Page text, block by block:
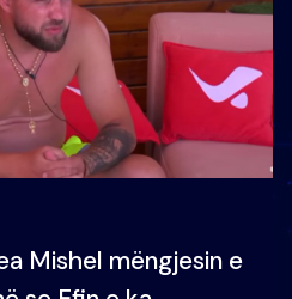
Mishel mëngjesin e